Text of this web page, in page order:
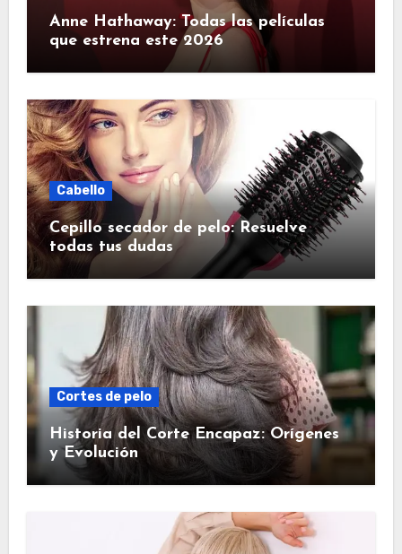
Anne Hathaway: Todas las películas
que estrena este 2026
Cabello
Cepillo secador de pelo: Resuelve
todas tus dudas
Cortes de pelo
Historia del Corte Encapaz: Orígenes
y Evolución